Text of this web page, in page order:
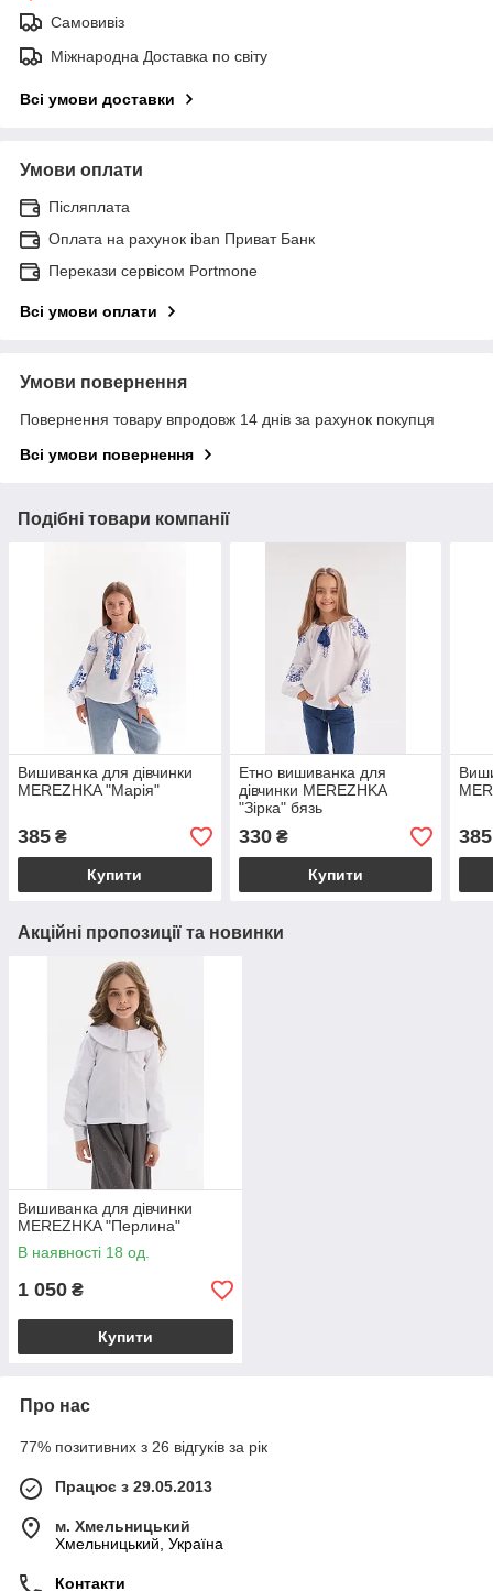
Самовивіз
Міжнародна Доставка по світу
Всі умови доставки
Умови оплати
Післяплата
Оплата на рахунок iban Приват Банк
Перекази сервісом Portmone
Всі умови оплати
Умови повернення
Повернення товару впродовж 14 днів за рахунок покупця
Всі умови повернення
Подібні товари компанії
Вишиванка для дівчинки
MEREZHKA "Марія"
385 ₴
Купити
Етно вишиванка для
дівчинки MEREZHKA
"Зірка" бязь
330₴
Купити
385
Акційні пропозиції та новинки
Вишиванка для дівчинки
MEREZHKA "Перлина"
В наявності 18 од.
1 050 ₴
Купити
Про нас
77% позитивних з 26 відгуків за рік
Працює з 29.05.2013
м. Хмельницький
Хмельницький, Україна
Контакти